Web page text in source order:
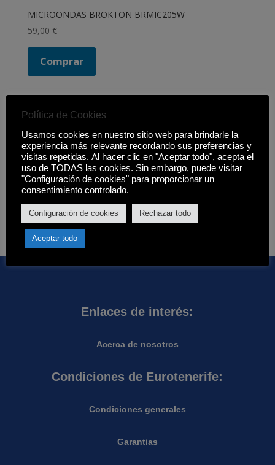
MICROONDAS BROKTON BRMIC205W
59,00 €
Comprar
Cerrar
Filtros
Estado
Disponibilidad
Aplicar
Enlaces de interés:
Acerca de nosotros
Condiciones de Eurotenerife:
Condiciones generales
Garantias
Política de Cookies
Usamos cookies en nuestro sitio web para brindarle la
experiencia más relevante recordando sus preferencias y
visitas repetidas. Al hacer clic en "Aceptar todo", acepta el
uso de TODAS las cookies. Sin embargo, puede visitar
"Configuración de cookies" para proporcionar un
consentimiento controlado.
Configuración de cookies Rechazar todo
Aceptar todo